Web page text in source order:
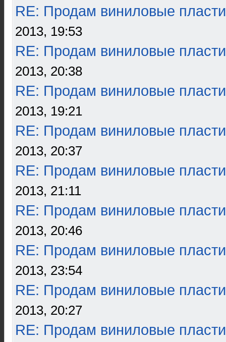
RE: Продам виниловые
2013, 19:53
RE: Продам виниловые
2013, 20:38
RE: Продам виниловые
2013, 19:21
RE: Продам виниловые
2013, 20:37
RE: Продам виниловые
2013, 21:11
RE: Продам виниловые
2013, 20:46
RE: Продам виниловые
2013, 23:54
RE: Продам виниловые
2013, 20:27
RE: Продам виниловые